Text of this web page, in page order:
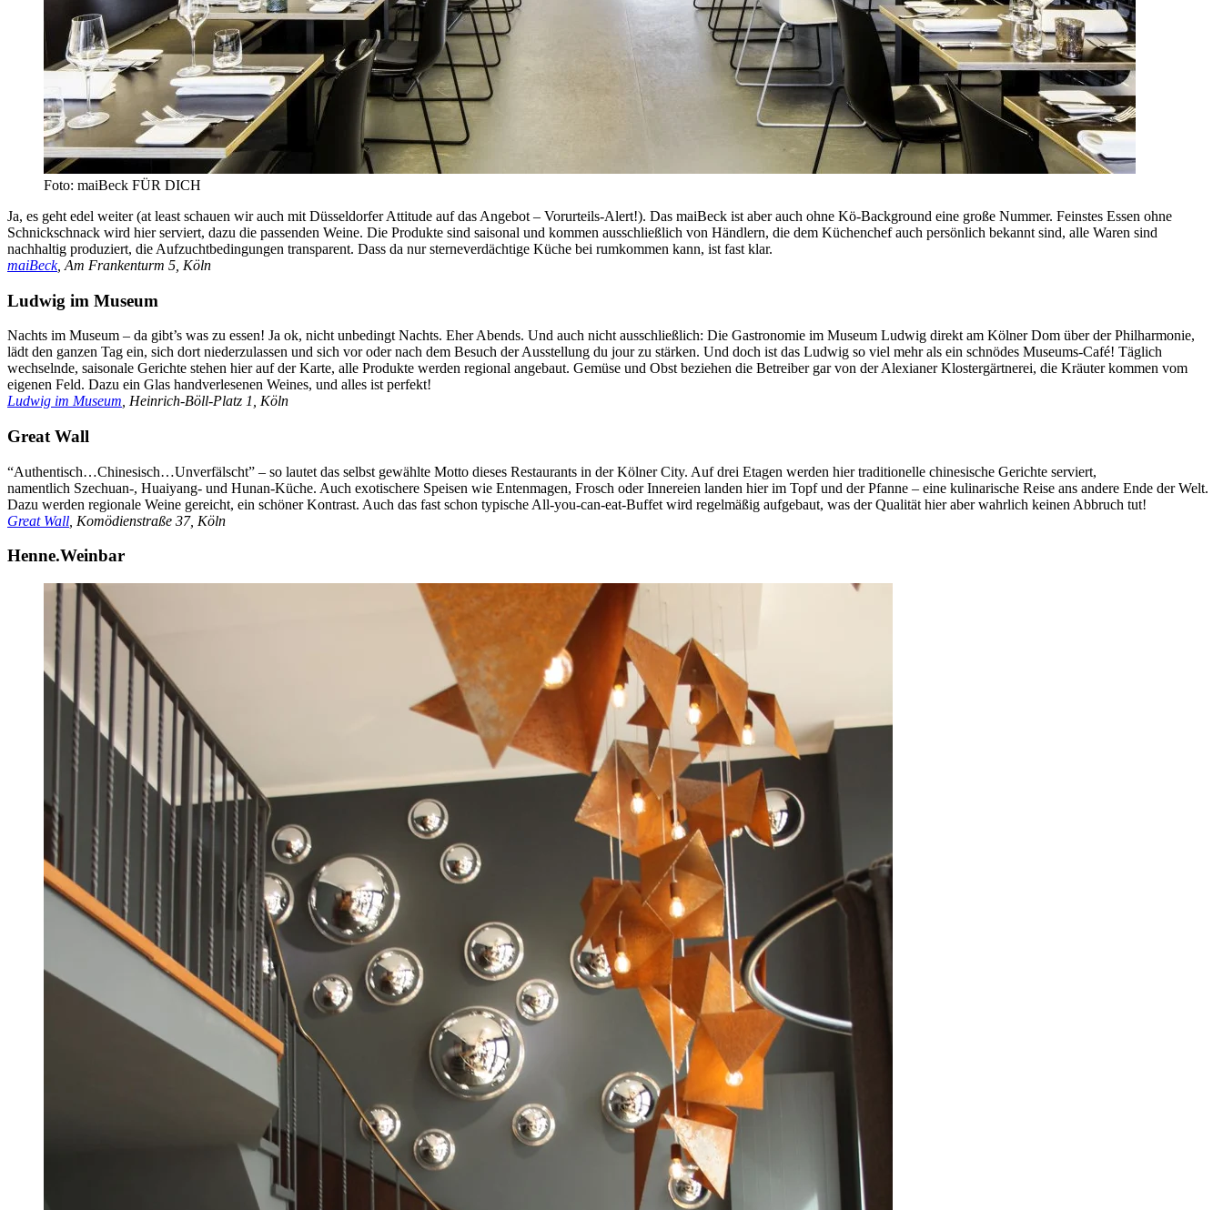
Foto: maiBeck FÜR DICH
Ja, es geht edel weiter (at least schauen wir auch mit Düsseldorfer Attitude auf das Angebot – Vorurteils-Alert!). Das maiBeck ist aber auch ohne Kö-Background eine große Nummer. Feinstes Essen ohne
Schnickschnack wird hier serviert, dazu die passenden Weine. Die Produkte sind saisonal und kommen ausschließlich von Händlern, die dem Küchenchef auch persönlich bekannt sind, alle Waren sind
nachhaltig produziert, die Aufzuchtbedingungen transparent. Dass da nur sterneverdächtige Küche bei rumkommen kann, ist fast klar.
maiBeck, Am Frankenturm 5, Köln
Ludwig im Museum
Nachts im Museum – da gibt’s was zu essen! Ja ok, nicht unbedingt Nachts. Eher Abends. Und auch nicht ausschließlich: Die Gastronomie im Museum Ludwig direkt am Kölner Dom über der Philharmonie,
lädt den ganzen Tag ein, sich dort niederzulassen und sich vor oder nach dem Besuch der Ausstellung du jour zu stärken. Und doch ist das Ludwig so viel mehr als ein schnödes Museums-Café! Täglich
wechselnde, saisonale Gerichte stehen hier auf der Karte, alle Produkte werden regional angebaut. Gemüse und Obst beziehen die Betreiber gar von der Alexianer Klostergärtnerei, die Kräuter kommen vom
eigenen Feld. Dazu ein Glas handverlesenen Weines, und alles ist perfekt!
Ludwig im Museum , Heinrich-Böll-Platz 1, Köln
Great Wall
“Authentisch…Chinesisch…Unverfälscht” – so lautet das selbst gewählte Motto dieses Restaurants in der Kölner City. Auf drei Etagen werden hier traditionelle chinesische Gerichte serviert,
namentlich Szechuan-, Huaiyang- und Hunan-Küche. Auch exotischere Speisen wie Entenmagen, Frosch oder Innereien landen hier im Topf und der Pfanne – eine kulinarische Reise ans andere Ende der Welt.
Dazu werden regionale Weine gereicht, ein schöner Kontrast. Auch das fast schon typische All-you-can-eat-Buffet wird regelmäßig aufgebaut, was der Qualität hier aber wahrlich keinen Abbruch tut!
Great Wall , Komödienstraße 37, Köln
Henne.Weinbar